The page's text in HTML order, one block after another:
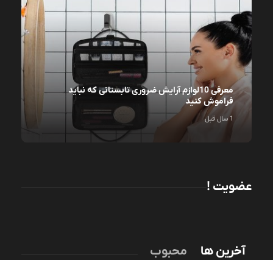
معرفی 10لوازم آرایش ضروری تابستانی که نباید
فراموش کنید
1 سال قبل
عضویت !
آخرین ها محبوب